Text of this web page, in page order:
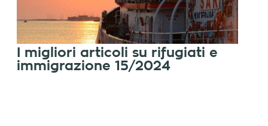
I migliori articoli su rifugiati e
immigrazione 15/2024